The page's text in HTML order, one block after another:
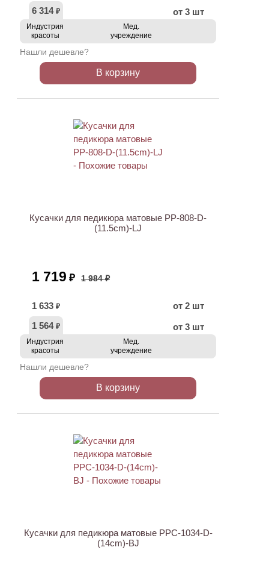
6 314 ₽ от 3 шт
Индустрия
красоты
Мед.
учреждение
Нашли дешевле?
В корзину
Кусачки для педикюра матовые PP-808-D-
(11.5cm)-LJ
1 719 ₽ 1 984 ₽
1 633 ₽
от 2 шт
1 564 ₽ от 3 шт
Индустрия
красоты
Мед.
учреждение
Нашли дешевле?
В корзину
Кусачки для педикюра матовые PPC-1034-D-
(14cm)-BJ